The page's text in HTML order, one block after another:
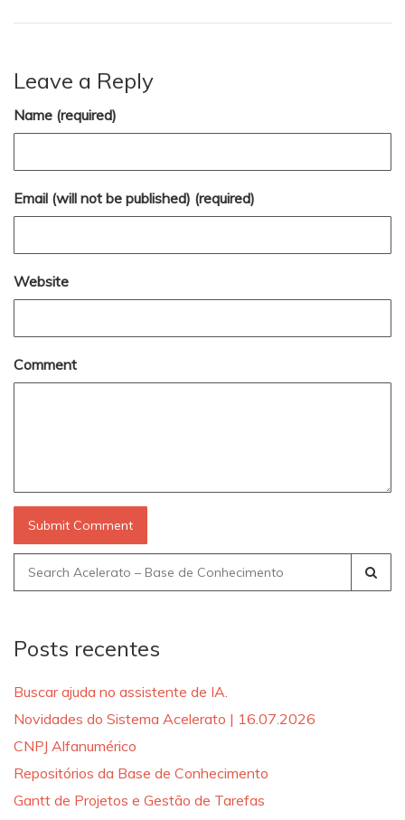
Leave a Reply
Name (required)
Email (will not be published) (required)
Website
Comment
Search
for:
Posts recentes
Buscar ajuda no assistente de IA.
Novidades do Sistema Acelerato | 16.07.2026
CNPJ Alfanumérico
Repositórios da Base de Conhecimento
Gantt de Projetos e Gestão de Tarefas